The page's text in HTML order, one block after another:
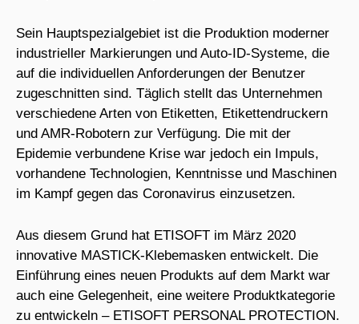
Sein Hauptspezialgebiet ist die Produktion moderner
industrieller Markierungen und Auto-ID-Systeme, die
auf die individuellen Anforderungen der Benutzer
zugeschnitten sind. Täglich stellt das Unternehmen
verschiedene Arten von Etiketten, Etikettendruckern
und AMR-Robotern zur Verfügung. Die mit der
Epidemie verbundene Krise war jedoch ein Impuls,
vorhandene Technologien, Kenntnisse und Maschinen
im Kampf gegen das Coronavirus einzusetzen.
Aus diesem Grund hat ETISOFT im März 2020
innovative MASTICK-Klebemasken entwickelt. Die
Einführung eines neuen Produkts auf dem Markt war
auch eine Gelegenheit, eine weitere Produktkategorie
zu entwickeln – ETISOFT PERSONAL PROTECTION.